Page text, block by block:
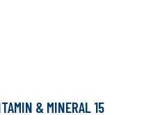
& MINERAL 15